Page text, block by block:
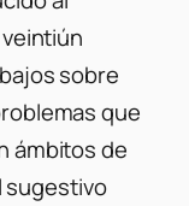
sobre
que
ámbitos de
sugestivo